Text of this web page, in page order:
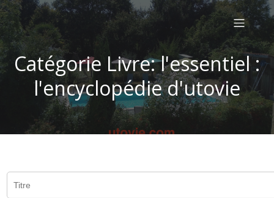
Catégorie Livre: l'essentiel :
l'encyclopédie d'utovie